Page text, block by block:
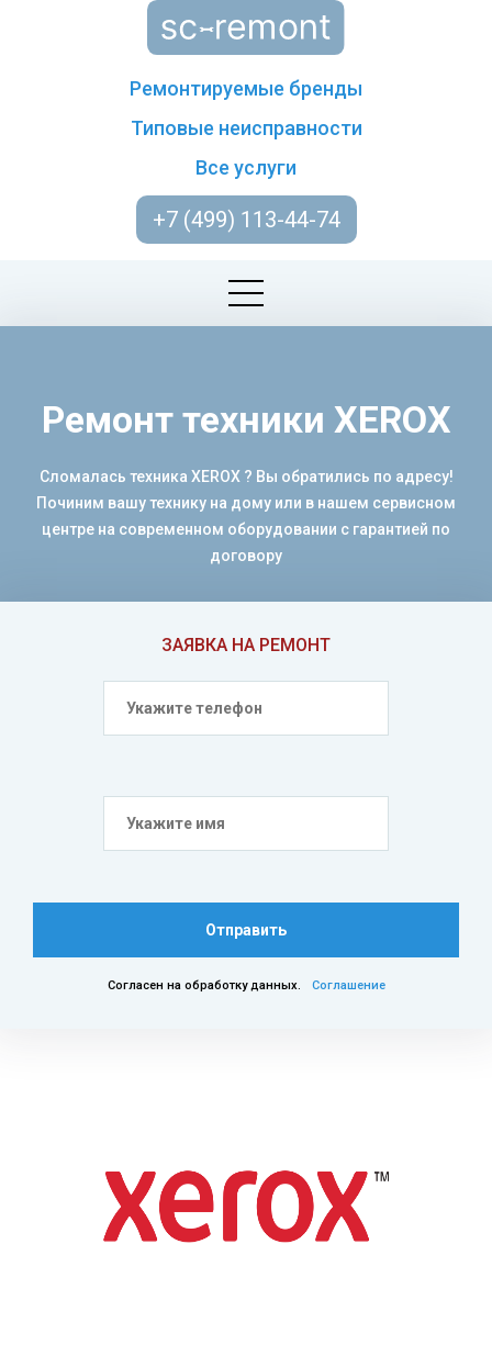
Ремонтируемые бренды
Типовые неисправности
Все услуги
+7 (499) 113-44-74
ЗАЯВКА НА РЕМОНТ
Отправить
Согласен на обработку данных. Соглашение
Ремонт техники XEROX
Сломалась техника XEROX ? Вы обратились по адресу!
Починим вашу технику на дому или в нашем сервисном
центре на современном оборудовании с гарантией по
договору